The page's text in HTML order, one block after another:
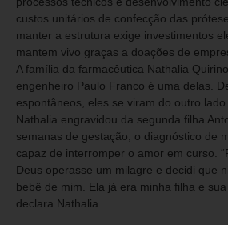
custos unitários de confecção das
manter a estrutura exige investimentos
mantem vivo graças a doações de
A família da farmacêutica Nathalia
engenheiro Paulo Franco é uma delas.
espontâneos, eles se viram do outro
Nathalia engravidou da segunda filha
semanas de gestação, o diagnóstico de
capaz de interromper o amor em curso.
Deus operasse um milagre e decidi que
bebê de mim. Ela já era minha filha e sua
declara Nathalia.